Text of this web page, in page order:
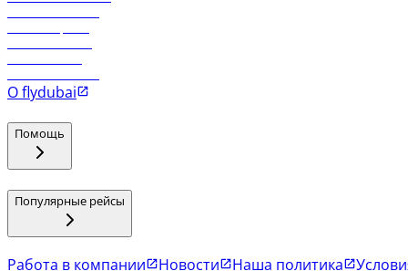
О flydubai
Помощь
Популярные рейсы
Работа в компании Новости Наша политика